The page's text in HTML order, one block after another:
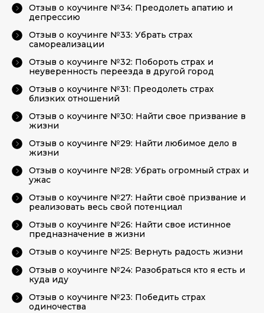
Отзыв о коучинге №34: Преодолеть апатию и
депрессию
Отзыв о коучинге №33: Убрать страх
самореализации
Отзыв о коучинге №32: Побороть страх и
неуверенность переезда в другой город
Отзыв о коучинге №31: Преодолеть страх
близких отношений
Отзыв о коучинге №30: Найти свое призвание в
жизни
Отзыв о коучинге №29: Найти любимое дело в
жизни
Отзыв о коучинге №28: Убрать огромный страх и
ужас
Отзыв о коучинге №27: Найти своё призвание и
реализовать весь свой потенциал
Отзыв о коучинге №26: Найти свое истинное
предназначение в жизни
Отзыв о коучинге №25: Вернуть радость жизни
Отзыв о коучинге №24: Разобраться кто я есть и
куда иду
Отзыв о коучинге №23: Победить страх
одиночества